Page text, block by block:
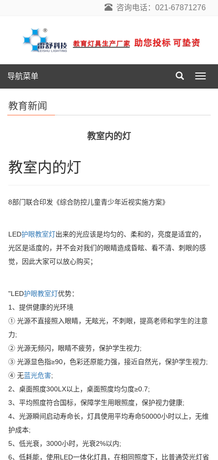
咨询电话：021-67871276
导
航
导航菜单
教育新闻
教室内的灯
教室内的灯
8部门联合印发《综合防控儿童青少年近视实施方案》
LED护眼教室灯出来的光应该是均匀的、柔和的，亮度是适宜的，
光区是适度的，并不会对我们的眼睛造成昏眩、看不清、刺眼的感
觉，因此大家可以放心购买；
"LED护眼教室灯优势：
1、提供健康的光环境
① 光源不直接照入眼睛，无眩光，不刺眼，提高老师和学生的注意
力;
② 光源无频闪，眼睛不疲劳，保护学生视力;
③ 光源显色指≥90，色彩还原能力强，接近自然光，保护学生视力;
④ 无蓝光危害;
2、桌面照度300LX以上，桌面照度均匀度≥0.7;
3、平均照度符合国标，保障学生用眼照度，保护视力健康;
4、光源瞬间启动寿命长，灯具使用平均寿命50000小时以上，无维
护成本;
5、低光衰，3000小时，光衰2%以内;
6、低耗能，使用LED一体化灯具，在相同照度下，比普通荧光灯省